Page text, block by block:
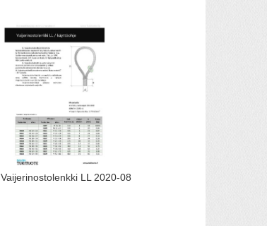
Vaijerinostolenkki LL 2020-08